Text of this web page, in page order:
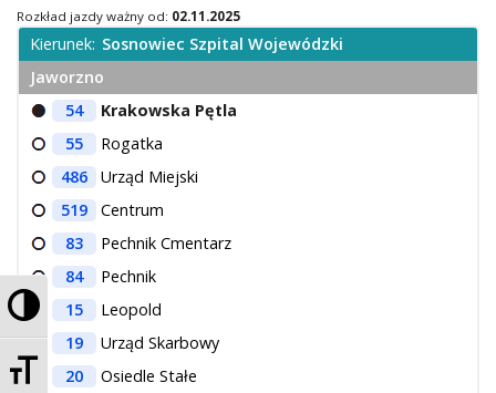
Przełącz wysoki kontrast
Zmień rozmiar czcionek
Rozkład jazdy ważny od: 02.11.2025
Kierunek: Sosnowiec Szpital Wojewódzki
Jaworzno
54
Krakowska Pętla
55
Rogatka
486
Urząd Miejski
519
Centrum
83
Pechnik Cmentarz
84
Pechnik
15
Leopold
19
Urząd Skarbowy
20
Osiedle Stałe